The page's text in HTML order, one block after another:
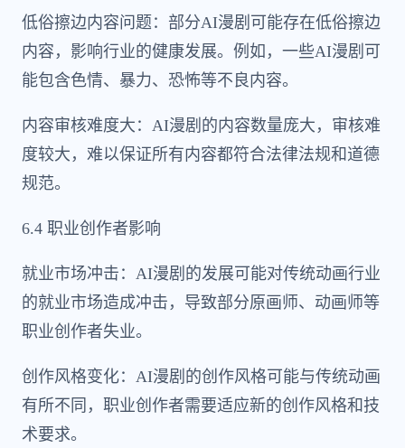
低俗擦边内容问题：部分AI漫剧可能存在低俗擦边
内容，影响行业的健康发展。例如，一些AI漫剧可
能包含色情、暴力、恐怖等不良内容。
内容审核难度大：AI漫剧的内容数量庞大，审核难
度较大，难以保证所有内容都符合法律法规和道德
规范。
6.4 职业创作者影响
就业市场冲击：AI漫剧的发展可能对传统动画行业
的就业市场造成冲击，导致部分原画师、动画师等
职业创作者失业。
创作风格变化：AI漫剧的创作风格可能与传统动画
有所不同，职业创作者需要适应新的创作风格和技
术要求。